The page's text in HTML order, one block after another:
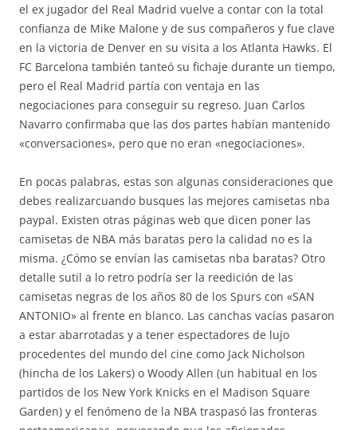
el ex jugador del Real Madrid vuelve a contar con la total
confianza de Mike Malone y de sus compañeros y fue clave
en la victoria de Denver en su visita a los Atlanta Hawks. El
FC Barcelona también tanteó su fichaje durante un tiempo,
pero el Real Madrid partía con ventaja en las
negociaciones para conseguir su regreso. Juan Carlos
Navarro confirmaba que las dos partes habían mantenido
«conversaciones», pero que no eran «negociaciones».
En pocas palabras, estas son algunas consideraciones que
debes realizarcuando busques las mejores camisetas nba
paypal. Existen otras páginas web que dicen poner las
camisetas de NBA más baratas pero la calidad no es la
misma. ¿Cómo se envían las camisetas nba baratas? Otro
detalle sutil a lo retro podría ser la reedición de las
camisetas negras de los años 80 de los Spurs con «SAN
ANTONIO» al frente en blanco. Las canchas vacías pasaron
a estar abarrotadas y a tener espectadores de lujo
procedentes del mundo del cine como Jack Nicholson
(hincha de los Lakers) o Woody Allen (un habitual en los
partidos de los New York Knicks en el Madison Square
Garden) y el fenómeno de la NBA traspasó las fronteras